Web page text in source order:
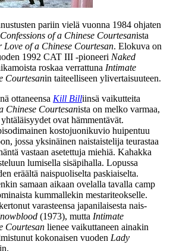
pariin vielä vuonna 1984 ohjaten
of a Chinese Courtesanista
Love of a Chinese Courtesan. Elokuva on
1992 CAT III ‑pioneeri Naked
roskaa verrattuna Intimate
Courtesanin taiteelliseen ylivertaisuuteen.
ottaneensa Kill Billiinsä vaikutteita
Chinese Courtesanista on melko varmaa,
ovat hämmentävät.
kostojuonikuvio huipentuu
jossa yksinäinen naistaistelija teurastaa
vastaan asetettuja miehiä. Kahakka
lumisella sisäpihalla. Lopussa
eräältä naispuoliselta paskiaiselta.
samaan aikaan ovelalla tavalla camp
kummallekin mestariteokselle.
varasteensa japanilaisesta nais-
(1973), mutta Intimate
Courtesan lienee vaikuttaneen ainakin
kokonaisen vuoden Lady